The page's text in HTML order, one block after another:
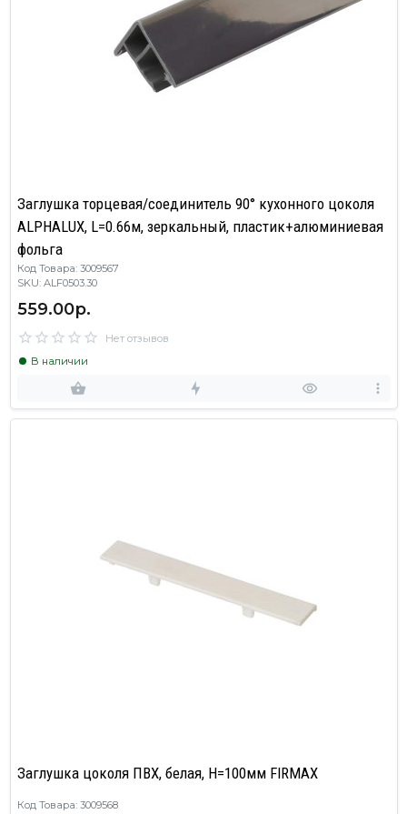
Заглушка торцевая/соединитель 90° кухонного цоколя
ALPHALUX, L=0.66м, зеркальный, пластик+алюминиевая
фольга
Код Товара: 3009567
SKU: ALF0503.30
559.00р.
Нет отзывов
В наличии
Заглушка цоколя ПВХ, белая, H=100мм FIRMAX
Код Товара: 3009568